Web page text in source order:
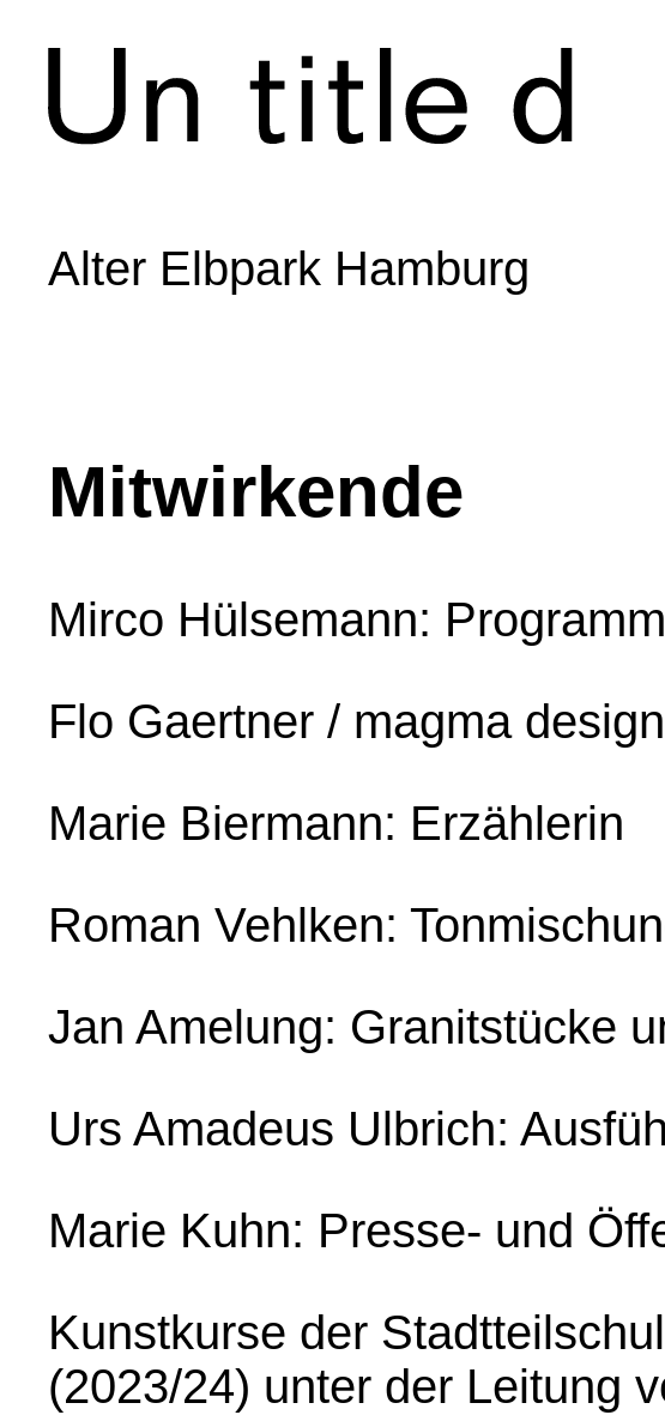
Alter Elbpark Hamburg
Mitwirkende
Mirco Hülsemann:
Flo Gaertner / magma
Marie Biermann: Erzählerin
Roman Vehlken:
Jan Amelung: Granitstücke
Urs Amadeus Ulbrich:
Marie Kuhn: Presse- und
Kunstkurse der
(2023/24) unter der Leitung